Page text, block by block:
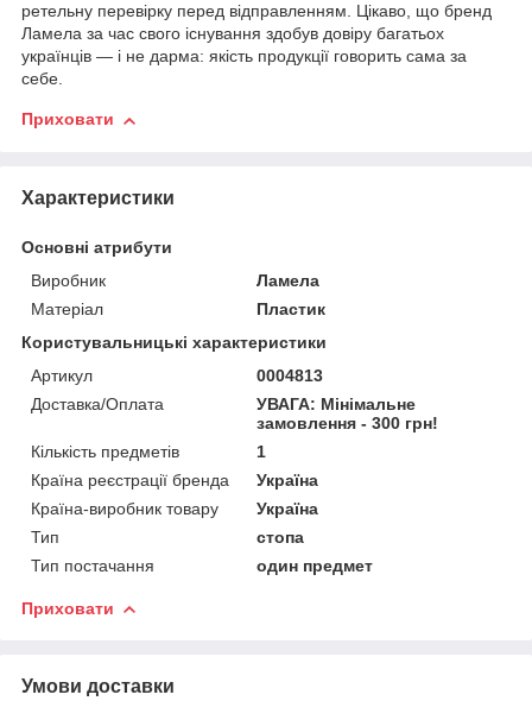
ретельну перевірку перед відправленням. Цікаво, що бренд
Ламела за час свого існування здобув довіру багатьох
українців — і не дарма: якість продукції говорить сама за
себе.
Приховати
Характеристики
Основні атрибути
Виробник
Ламела
Матеріал
Пластик
Користувальницькі характеристики
Артикул
0004813
Доставка/Оплата
УВАГА: Мінімальне
замовлення - 300 грн!
Кількість предметів
1
Країна реєстрації бренда
Україна
Країна-виробник товару
Україна
Тип
стопа
Тип постачання
один предмет
Приховати
Умови доставки